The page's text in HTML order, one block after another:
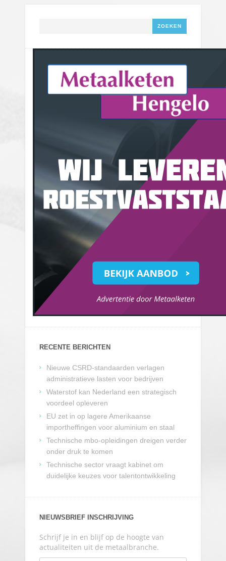
RECENTE BERICHTEN
Nieuwe CSRD-standaarden verlagen
administratieve lasten voor bedrijven
Waterstof kan Nederland een strategisch
voordeel opleveren
EU zet in op lagere Amerikaanse
importheffingen voor aluminium en staal
Technische mbo-opleidingen dreigen verder
onder druk te komen
Technische sector vraagt kabinet om
duidelijke keuzes voor talentontwikkeling
NIEUWSBRIEF INSCHRIJVING
Schrijf je in en blijf op de hoogte van
actualiteiten uit de metaalbranche.